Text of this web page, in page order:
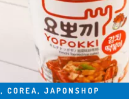
, COREA, JAPONSHOP